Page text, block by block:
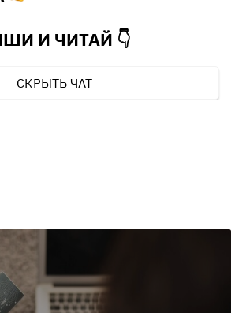
И ЧИТАЙ 👇
СКРЫТЬ ЧАТ